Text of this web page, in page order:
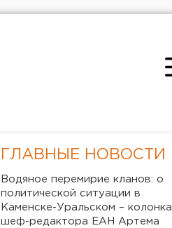
ГЛАВНЫЕ НОВОСТИ
Водяное перемирие кланов: о
политической ситуации в
Каменске-Уральском – колонка
шеф-редактора ЕАН Артема